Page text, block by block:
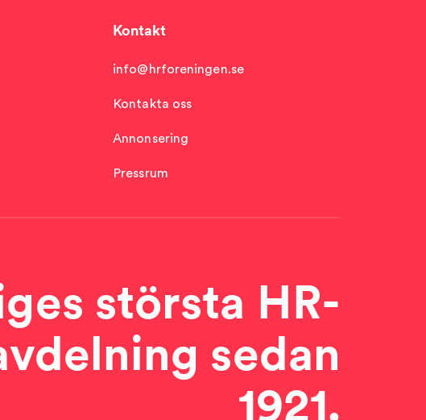
Kontakt
info@hrforeningen.se
Kontakta oss
Annonsering
Pressrum
största HR-
sedan
1921.